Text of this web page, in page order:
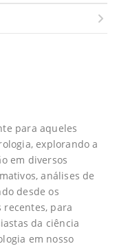
para aqueles
explorando a
em diversos
análises de
desde os
recentes, para
da ciência
em nosso